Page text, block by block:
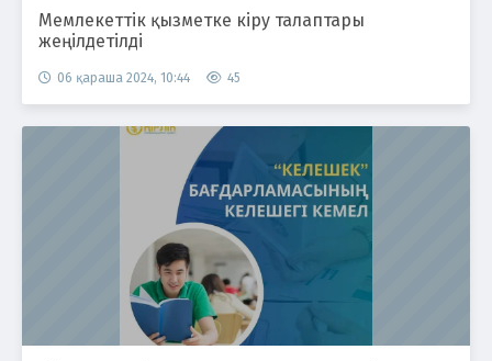
Мемлекеттік қызметке кіру талаптары
жеңілдетілді
06 қараша 2024, 10:44 45